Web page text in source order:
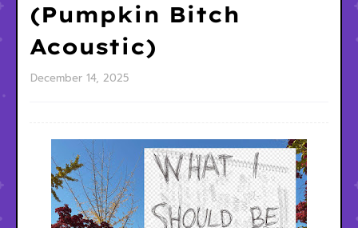
(Pumpkin Bitch
Acoustic)
December 14, 2025